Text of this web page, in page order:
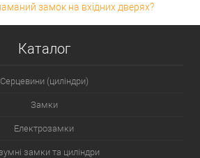
замок на вхідних дверях?
Каталог
Серцевини (циліндри)
Замки
Електрозамки
замки та циліндри